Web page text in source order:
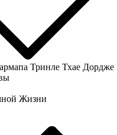
Тринле Тхае Дордже
Жизни